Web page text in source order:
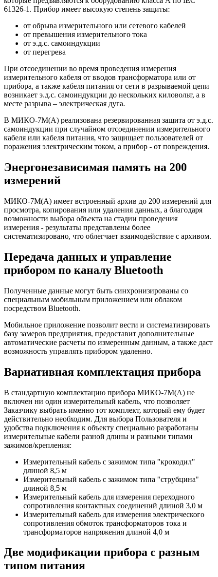
61326-1. Прибор имеет высокую степень защиты:
от обрыва измерительного или сетевого кабелей
от превышения измерительного тока
от э.д.с. самоиндукции
от перегрева
При отсоединении во время проведения измерения
измерительного кабеля от вводов трансформатора или от
прибора, а также кабеля питания от сети в разрываемой цепи
возникает э.д.с. самоиндукции до нескольких киловольт, а в
месте разрыва – электрическая дуга.
В МИКО-7М(А) реализована резервированная защита от э.д.с.
самоиндукции при случайном отсоединении измерительного
кабеля или кабеля питания, что защищает пользователей от
поражения электрическим током, а прибор - от повреждения.
Энергонезависимая память на 200
измерений
МИКО-7М(А) имеет встроенный архив до 200 измерений для
просмотра, копирования или удаления данных, а благодаря
возможности выбора объекта на стадии проведения
измерения - результаты представлены более
систематизировано, что облегчает взаимодействие с архивом.
Передача данных и управление
прибором по каналу Bluetooth
Полученные данные могут быть синхронизированы со
специальным мобильным приложением или облаком
посредством Bluetooth.
Мобильное приложение позволит вести и систематизировать
базу замеров предприятия, предоставит дополнительные
автоматические расчеты по измеренным данным, а также даст
возможность управлять прибором удаленно.
Вариативная комплектация прибора
В стандартную комплектацию прибора МИКО-7М(А) не
включен ни один измерительный кабель, что позволяет
Заказчику выбрать именно тот комплект, который ему будет
действительно необходим. Для выбора Пользователя и
удобства подключения к объекту специально разработаны
измерительные кабели разной длины и разными типами
зажимов/крепления:
Измерительный кабель с зажимом типа "крокодил"
длиной 8,5 м
Измерительный кабель с зажимом типа "струбцина"
длиной 8,5 м
Измерительный кабель для измерения переходного
сопротивления контактных соединений длиной 3,0 м
Измерительный кабель для измерения электрического
сопротивления обмоток трансформаторов тока и
трансформаторов напряжения длиной 4,0 м
Две модификации прибора с разным
типом питания